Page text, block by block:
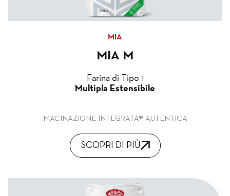
MIA
MIA M
Farina di Tipo 1
Multipla Estensibile
MACINAZIONE INTEGRATA® AUTENTICA
SCOPRI DI PIÙ